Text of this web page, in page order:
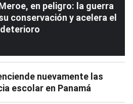
en peligro: la guerra
conservación y acelera el
deterioro
nuevamente las
escolar en Panamá